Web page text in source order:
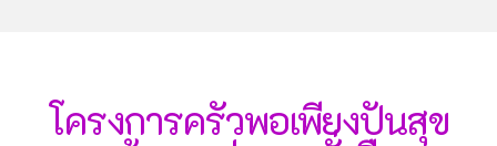
โครงการครัวพอเพียงปันสุข